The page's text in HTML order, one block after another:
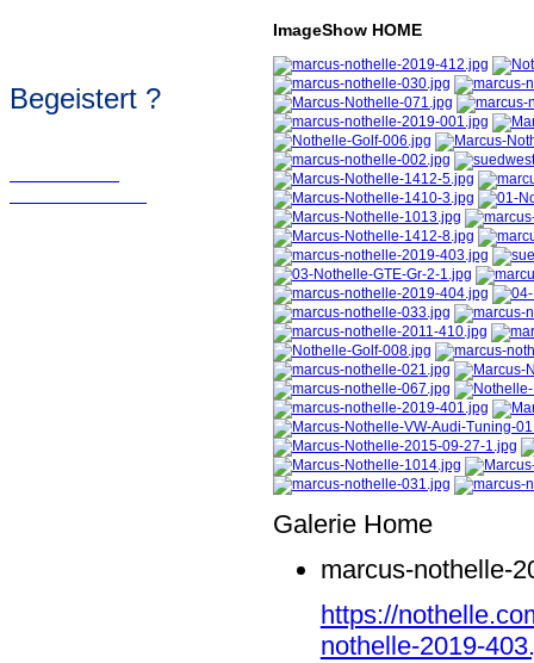
ImageShow HOME
Galerie Home
marcus-nothelle-
https://
nothelle-2019-
Begeistert ?